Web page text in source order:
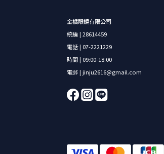
金橘眼鏡有限公司
統編 | 28614459
電話 | 07-2221229
時間 | 09:00-18:00
電郵 | jinju2616@gmail.com